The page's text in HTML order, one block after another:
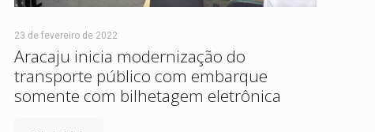
23 de fevereiro de 2022
Aracaju inicia modernização do
transporte público com embarque
somente com bilhetagem eletrônica